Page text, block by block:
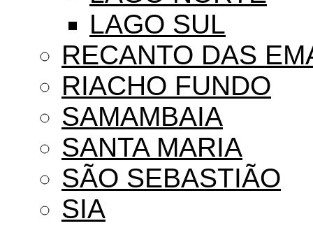
LAGO SUL
RECANTO DAS
RIACHO FUNDO
SAMAMBAIA
SANTA MARIA
SÃO SEBASTIÃO
SIA